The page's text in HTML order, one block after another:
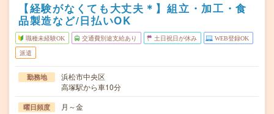
【経験がなくても大丈夫＊】組立・加工・食
品製造など/日払いOK
職種未経験OK 交通費別途支給あり 土日祝日が休み WEB登録OK
派遣
勤務地
浜松市中央区
高塚駅から車10分
曜日頻度 月～金